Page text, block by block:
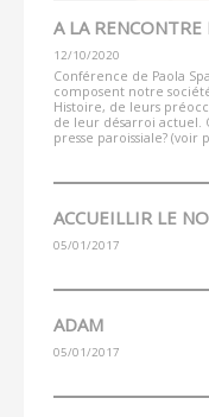
A LA RENCONTRE
12/10/2020
Conférence de Paola
composent notre
Histoire, de leurs
de leur désarroi actuel.
presse paroissiale? (voir
ACCUEILLIR LE
05/01/2017
ADAM
05/01/2017